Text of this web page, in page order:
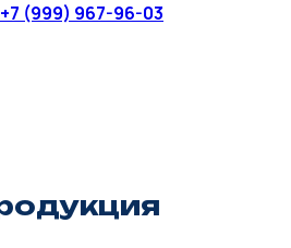
+7 (999) 967-96-03